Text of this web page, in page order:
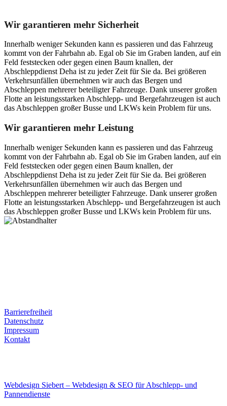
Wir garantieren mehr Sicherheit
Innerhalb weniger Sekunden kann es passieren und das Fahrzeug
kommt von der Fahrbahn ab. Egal ob Sie im Graben landen, auf ein
Feld feststecken oder gegen einen Baum knallen, der
Abschleppdienst Deha ist zu jeder Zeit für Sie da. Bei größeren
Verkehrsunfällen übernehmen wir auch das Bergen und
Abschleppen mehrerer beteiligter Fahrzeuge. Dank unserer großen
Flotte an leistungsstarken Abschlepp- und Bergefahrzeugen ist auch
das Abschleppen großer Busse und LKWs kein Problem für uns.
Wir garantieren mehr Leistung
Innerhalb weniger Sekunden kann es passieren und das Fahrzeug
kommt von der Fahrbahn ab. Egal ob Sie im Graben landen, auf ein
Feld feststecken oder gegen einen Baum knallen, der
Abschleppdienst Deha ist zu jeder Zeit für Sie da. Bei größeren
Verkehrsunfällen übernehmen wir auch das Bergen und
Abschleppen mehrerer beteiligter Fahrzeuge. Dank unserer großen
Flotte an leistungsstarken Abschlepp- und Bergefahrzeugen ist auch
das Abschleppen großer Busse und LKWs kein Problem für uns.
Barrierefreiheit
Datenschutz
Impressum
Kontakt
Webdesign Siebert – Webdesign & SEO für Abschlepp- und
Pannendienste